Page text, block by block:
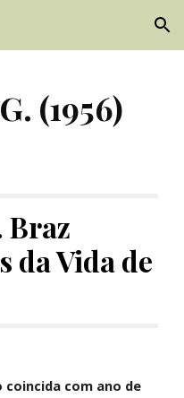
Skip to navigation
(1956)
Braz
da Vida de
coincida com ano de